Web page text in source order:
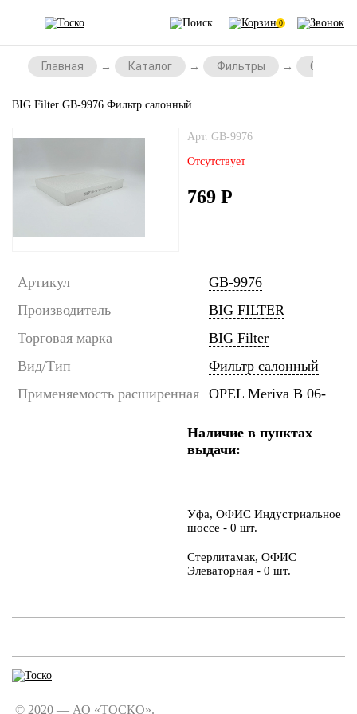
0
Главная Каталог Фильтры
BIG Filter GB-9976 Фильтр салонный
Арт. GB-9976
Отсутствует
769 Р
Артикул
GB-9976
Производитель
BIG FILTER
Торговая марка
BIG Filter
Вид/Тип
Фильтр салонный
Применяемость расширенная OPEL Meriva B 06-
Наличие в пунктах
выдачи:
Уфа, ОФИС Индустриальное
шоссе - 0 шт.
Стерлитамак, ОФИС
Элеваторная - 0 шт.
© 2020 — АО «ТОСКО».